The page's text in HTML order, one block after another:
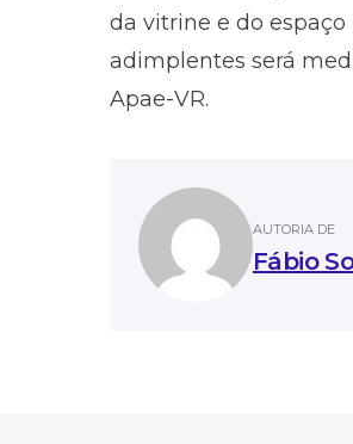
da vitrine e do espaço
adimplentes será
Apae-VR.
AUTORIA DE
Fábio